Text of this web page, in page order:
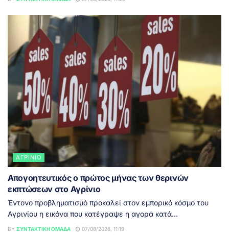
ΑΓΡΊΝΙΟ
Απογοητευτικός ο πρώτος μήνας των θερινών
εκπτώσεων στο Αγρίνιο
Έντονο προβληματισμό προκαλεί στον εμπορικό κόσμο του
Αγρινίου η εικόνα που κατέγραψε η αγορά κατά...
BY ΣΥΝΤΑΚΤΙΚΉ ΟΜΆΔΑ 07/08/2026, 11:19